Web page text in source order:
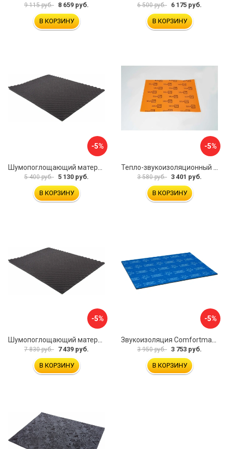
9 115 руб. 8 659 руб.
В КОРЗИНУ
6 500 руб. 6 175 руб.
В КОРЗИНУ
-5%
Шумопоглощающий материал Dreamcar Wave 15 WD-15M-S075100P1046
5 400 руб. 5 130 руб.
В КОРЗИНУ
-5%
Тепло-звукоизоляционный материал Шумофф П4В БП000000433
3 580 руб. 3 401 руб.
В КОРЗИНУ
-5%
7 830 руб. 7 439 руб.
В КОРЗИНУ
-5%
3 950 руб. 3 753 руб.
В КОРЗИНУ